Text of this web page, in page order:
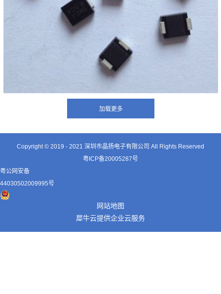
Copyright © 2019 - 2021 深圳市晶扬电子有限公司 All Rights Reserved
粤ICP备20005287号
粤公网安备
44030502009995号
网站地图
犀牛云提供企业云服务